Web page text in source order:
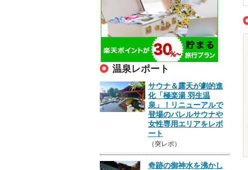
温泉レポート
サウナ＆露天が劇的進
化「極楽湯 羽生温
泉」！リニューアルで
登場のバレルサウナや
女性専用エリアをレポ
ート
（突レポ）
奇跡の御神水を沸かし